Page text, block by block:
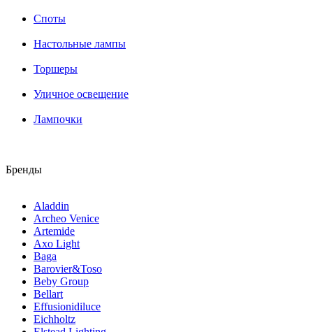
Споты
Настольные лампы
Торшеры
Уличное освещение
Лампочки
Бренды
Aladdin
Archeo Venice
Artemide
Axo Light
Baga
Barovier&Toso
Beby Group
Bellart
Effusionidiluce
Eichholtz